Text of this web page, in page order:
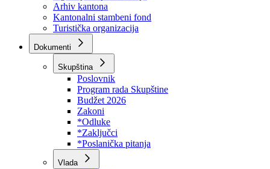
BPK šume
RTV BPK
Agencija za privatizaciju
Arhiv kantona
Kantonalni stambeni fond
Turistička organizacija
Dokumenti
Skupština
Poslovnik
Program rada Skupštine
Budžet 2026
Zakoni
*Odluke
*Zaključci